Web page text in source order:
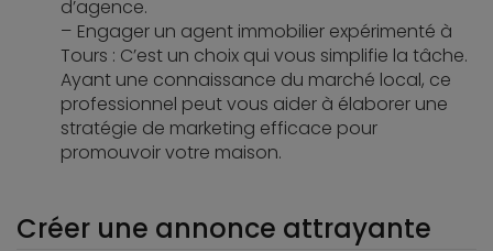
d’agence.
Engager un agent immobilier expérimenté à
Tours : C’est un choix qui vous simplifie la tâche.
Ayant une connaissance du marché local, ce
professionnel peut vous aider à élaborer une
stratégie de marketing efficace pour
promouvoir votre maison.
Créer une annonce attrayante